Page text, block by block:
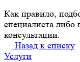
Как правило,
специалиста либо
консультации.
Назад к списку
Услуги